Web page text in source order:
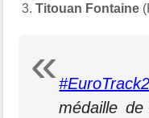
3.Titouan Fontaine
médaille